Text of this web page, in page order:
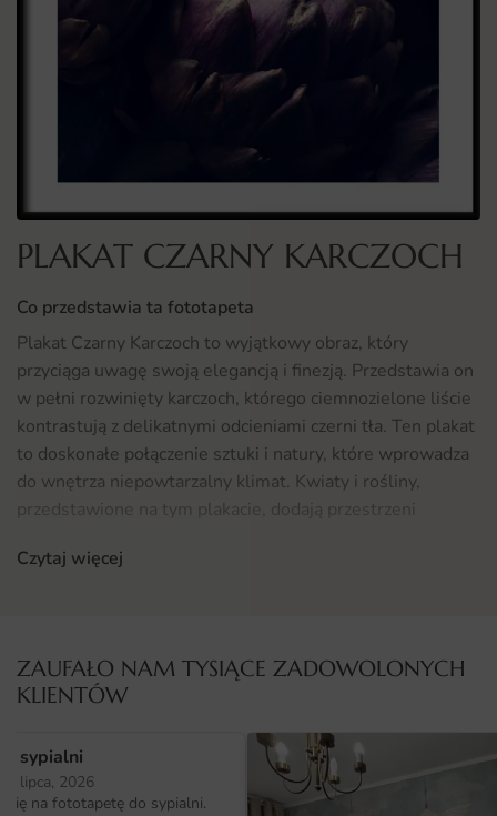
PLAKAT CZARNY KARCZOCH
Co przedstawia ta fototapeta
Plakat Czarny Karczoch to wyjątkowy obraz, który
przyciąga uwagę swoją elegancją i finezją. Przedstawia on
w pełni rozwinięty karczoch, którego ciemnozielone liście
kontrastują z delikatnymi odcieniami czerni tła. Ten plakat
to doskonałe połączenie sztuki i natury, które wprowadza
do wnętrza niepowtarzalny klimat. Kwiaty i rośliny,
przedstawione na tym plakacie, dodają przestrzeni
elementem dekoracyjnym.
przestrzeniach. Szczególnie polecany jest do kuchni, gdzie
jego motyw roślinny harmonizuje z innymi elementami
wystroju. Może być również świetnym akcentem w
jadalni, nadając jej stylowy i naturalny charakter. Oprócz
kuchni, plakat ten z powodzeniem można umieścić w
Czytaj więcej
ZAUFAŁO NAM TYSIĄCE ZADOWOLONYCH
KLIENTÓW
sypialni
lipca, 2026
się na fototapetę do sypialni.